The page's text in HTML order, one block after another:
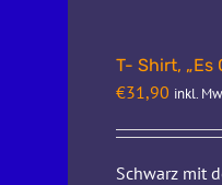
T- Shirt,
€31,90 inkl.
Schwarz mit